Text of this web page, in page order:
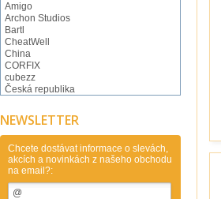
Amigo
Archon Studios
Bartl
CheatWell
China
CORFIX
cubezz
Česká republika
DianSheng
Dilemma Games
Dino Toys
DVorak Ondrej
Eureka
Eureka Belgium
FanXin
Flejberk spol. s r.o..
NEWSLETTER
Chcete dostávat informace o slevách,
akcích a novinkách z našeho obchodu
na email?: